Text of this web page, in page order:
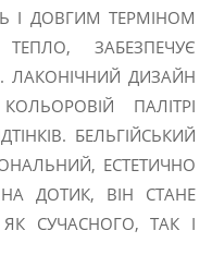
І ДОВГИМ ТЕРМІНОМ
ЗАБЕЗПЕЧУЄ
ЛАКОНІЧНИЙ ДИЗАЙН
ПАЛІТРІ
БЕЛЬГІЙСЬКИЙ
ЕСТЕТИЧНО
ДОТИК, ВІН СТАНЕ
СУЧАСНОГО, ТАК І